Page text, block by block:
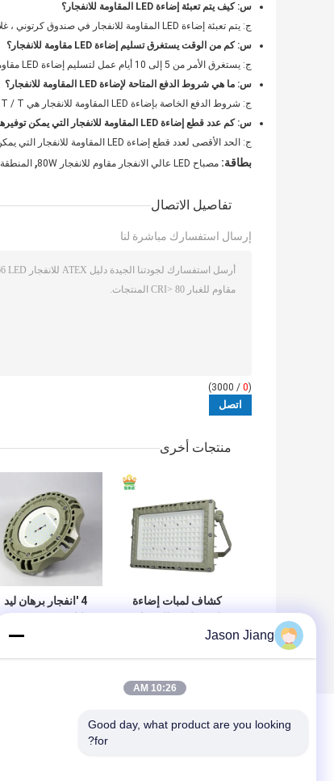
س: كيف يتم تعبئة إضاءة LED المقاومة للانفجار؟
ج: يتم تعبئة إضاءة LED المقاومة للانفجار في صندوق كرتوني ، غلاف فقاعي ، ومنصة نقالة.
س: كم من الوقت يستغرق تسليم إضاءة LED مقاومة للانفجار؟
ج: يستغرق الأمر من 5 إلى 10 أيام عمل لتسليم إضاءة LED مقاومة للانفجار.
س: ما هي شروط الدفع المتاحة لإضاءة LED المقاومة للانفجار؟
ج: شروط الدفع الخاصة بإضاءة LED المقاومة للانفجار هي T / T.
س: كم عدد قطع إضاءة LED المقاومة للانفجار التي يمكن توفيرها في شهر؟
ج: الحد الأقصى لعدد قطع إضاءة LED المقاومة للانفجار التي يمكن توفيرها في شهر هو 100000 قطعة.
بطاقة: مصباح LED عالي الانفجار مقاوم للانفجار 80W , المنطقة 21 دليل على الانفجار High Bay Led Light
تفاصيل الاتصال
إرسال استفسارك مباشرة لنا
(
0
/ 3000)
منتجات أخرى
كشاف لمبات إضاءة
4 'انفجار برهان ليد
100w يقود Ufo
Jason Jiang
10:26 AM
Good day, what product are you looking
for?